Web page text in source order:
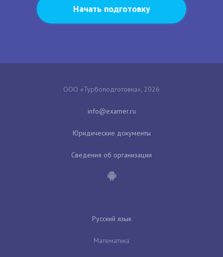
Начать подготовку
ООО «Турбоподготовка», 2026
Юридические документы
Сведения об организации
Русский язык
Математика